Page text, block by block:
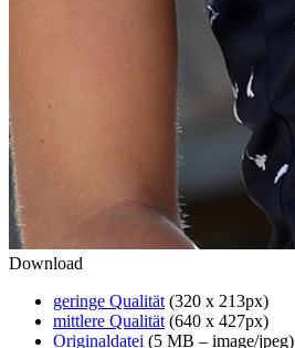
Download
geringe Qualität (320 x 213px)
mittlere Qualität (640 x 427px)
Originaldatei (5 MB – image/jpeg)